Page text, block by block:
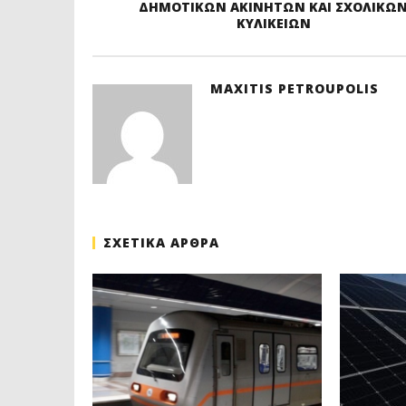
ΔΗΜΟΤΙΚΩΝ ΑΚΙΝΗΤΩΝ ΚΑΙ
ΚΥΛΙΚΕΙΩΝ
MAXITIS PETROUPOLIS
ΣΧΕΤΙΚΑ ΑΡΘΡΑ